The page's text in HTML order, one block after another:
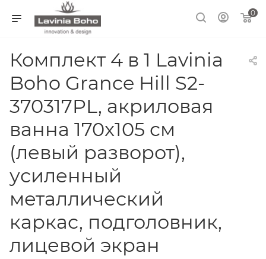
0
Комплект 4 в 1 Lavinia
Boho Grance Hill S2-
370317PL, акриловая
ванна 170x105 см
(левый разворот),
усиленный
металлический
каркас, подголовник,
лицевой экран